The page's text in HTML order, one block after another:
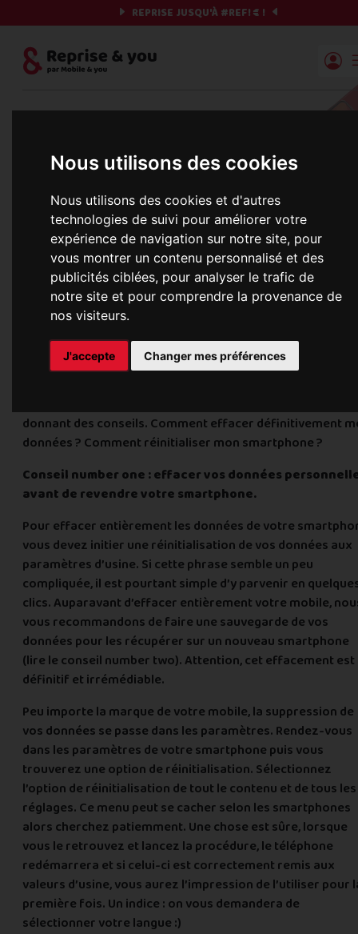
Nous utilisons des cookies
Nous utilisons des cookies et d'autres
technologies de suivi pour améliorer votre
expérience de navigation sur notre site, pour
vous montrer un contenu personnalisé et des
publicités ciblées, pour analyser le trafic de
notre site et pour comprendre la provenance de
nos visiteurs.
J'accepte Changer mes préférences
REPRISE JUSQU'À #REF!€ !
Reprise | Mobile & you
Comment effacer les données
de son smartphone ?
le 14 décembre 2021
Lorsque vous vendez votre smartphone, vous devez faire
attention à bien supprimer vos données personnelles. Ces
données peuvent être sensibles et sont souvent une
d’inquiétude. Cela se comprend puisque votre
recueille des photos, des emails, des messages et des
donnant des conseils. Comment effacer définitivement
données ? Comment réinitialiser mon smartphone ?
Conseil number one : effacer vos données
avant de revendre votre smartphone.
Pour effacer entièrement les données de votre
vous devez initier une réinitialisation de vos données aux
paramètres d’usine. Si cette phrase semble un peu
compliquée, il est pourtant simple d’y parvenir en
clics. Auparavant d’effacer entièrement votre mobile,
vous recommandons de faire une sauvegarde de vos
données pour les récupérer sur un nouveau smartphone
(lire le conseil number two). Attention, cet effacement est
définitif et irrémédiable.
Peu importe la marque de votre mobile, la suppression de
vos données se passe dans les paramètres. Rendez-vous
dans les paramètres de votre smartphone puis vous
trouverez une option de réinitialisation. Sélectionnez
l’option de réinitialisation de tout le contenu et de tous les
réglages. Ce menu peut se cacher selon les smartphones
alors cherchez patiemment. Une chose est sûre, lorsque
vous le retrouvez et lancez la procédure, le téléphone
redémarrera et si celui-ci est correctement remis aux
valeurs d’usine, vous aurez l’impression de l’utiliser pour
première fois. Un indice : on vous demandera de
sélectionner votre langue :)